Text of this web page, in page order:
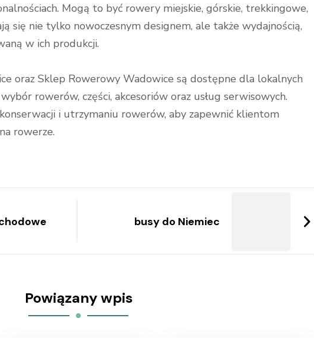
Mogą to być rowery miejskie, górskie, trekkingowe,
się nie tylko nowoczesnym designem, ale także wydajnością,
w ich produkcji.
oraz Sklep Rowerowy Wadowice są dostępne dla lokalnych
rowerów, części, akcesoriów oraz usług serwisowych.
i utrzymaniu rowerów, aby zapewnić klientom
rowerze.
busy do Niemiec
Powiązany wpis